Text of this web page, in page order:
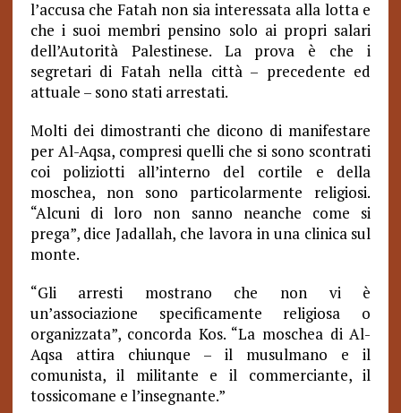
l’accusa che Fatah non sia interessata alla lotta e
che i suoi membri pensino solo ai propri salari
dell’Autorità Palestinese. La prova è che i
segretari di Fatah nella città – precedente ed
attuale – sono stati arrestati.
Molti dei dimostranti che dicono di manifestare
per Al-Aqsa, compresi quelli che si sono scontrati
coi poliziotti all’interno del cortile e della
moschea, non sono particolarmente religiosi.
“Alcuni di loro non sanno neanche come si
prega”, dice Jadallah, che lavora in una clinica sul
monte.
“Gli arresti mostrano che non vi è
un’associazione specificamente religiosa o
organizzata”, concorda Kos. “La moschea di Al-
Aqsa attira chiunque – il musulmano e il
comunista, il militante e il commerciante, il
tossicomane e l’insegnante.”